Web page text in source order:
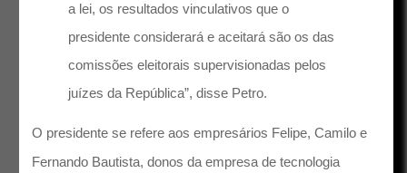
a lei, os resultados vinculativos que o
presidente considerará e aceitará são os das
comissões eleitorais supervisionadas pelos
juízes da República”, disse Petro.
O presidente se refere aos empresários Felipe, Camilo e
Fernando Bautista, donos da empresa de tecnologia